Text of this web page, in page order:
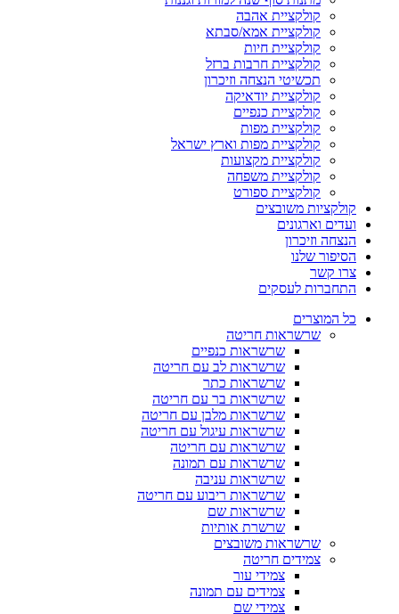
קולקציית אהבה
קולקציית אמא/סבתא
קולקציית חיות
קולקציית חרבות ברזל
תכשיטי הנצחה וזיכרון
קולקציית יודאיקה
קולקציית כנפיים
קולקציית מפות
קולקציית מפות וארץ ישראל
קולקציית מקצועות
קולקציית משפחה
קולקציית ספורט
קולקציות משובצים
ועדים וארגונים
הנצחה וזיכרון
הסיפור שלנו
צרו קשר
התחברות לעסקים
כל המוצרים
שרשראות חריטה
שרשראות כנפיים
שרשראות לב עם חריטה
שרשראות כתר
שרשראות בר עם חריטה
שרשראות מלבן עם חריטה
שרשראות עיגול עם חריטה
שרשראות עם חריטה
שרשראות עם תמונה
שרשראות עניבה
שרשראות ריבוע עם חריטה
שרשראות שם
שרשרת אותיות
שרשראות משובצים
צמידים חריטה
צמידי עור
צמידים עם תמונה
צמידי שם